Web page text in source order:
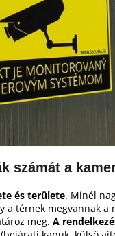
számát a
és területe. Minél
a térnek megvannak
meg. A